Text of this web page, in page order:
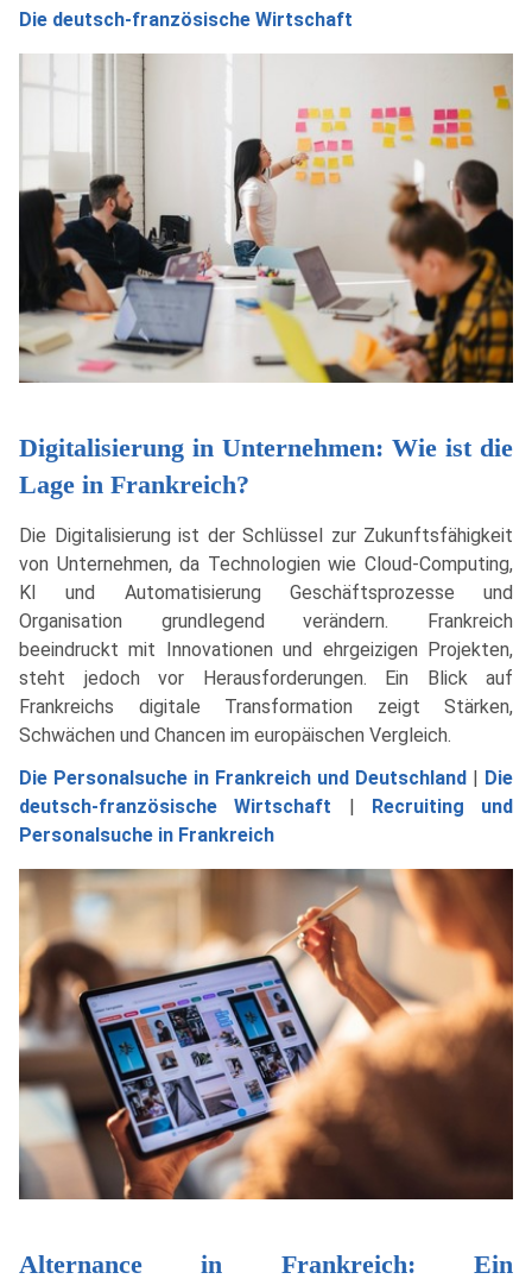
Die deutsch-französische Wirtschaft
Digitalisierung in Unternehmen: Wie ist die
Lage in Frankreich?
Die Digitalisierung ist der Schlüssel zur Zukunftsfähigkeit
von Unternehmen, da Technologien wie Cloud-Computing,
KI und Automatisierung Geschäftsprozesse und
Organisation grundlegend verändern. Frankreich
beeindruckt mit Innovationen und ehrgeizigen Projekten,
steht jedoch vor Herausforderungen. Ein Blick auf
Frankreichs digitale Transformation zeigt Stärken,
Schwächen und Chancen im europäischen Vergleich.
Die Personalsuche in Frankreich und Deutschland | Die
deutsch-französische Wirtschaft | Recruiting und
Personalsuche in Frankreich
Alternance in Frankreich: Ein